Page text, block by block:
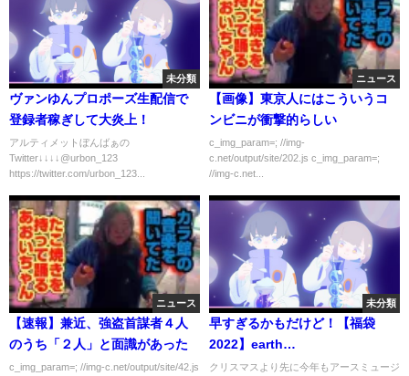
未分類
ヴァンゆんプロポーズ生配信で
登録者稼ぎして大炎上！
アルティメットぼんばぁの
Twitter↓↓↓↓@urbon_123
https://twitter.com/urbon_123...
ニュース
【画像】東京人にはこういうコ
ンビニが衝撃的らしい
c_img_param=; //img-
c.net/output/site/202.js c_img_param=;
//img-c.net...
ニュース
【速報】兼近、強盗首謀者４人
のうち「２人」と面識があった
c_img_param=; //img-c.net/output/site/42.js
未分類
早すぎるかもだけど！【福袋
2022】earth
music&ecology5000円開封の
クリスマスより先に今年もアースミュージ